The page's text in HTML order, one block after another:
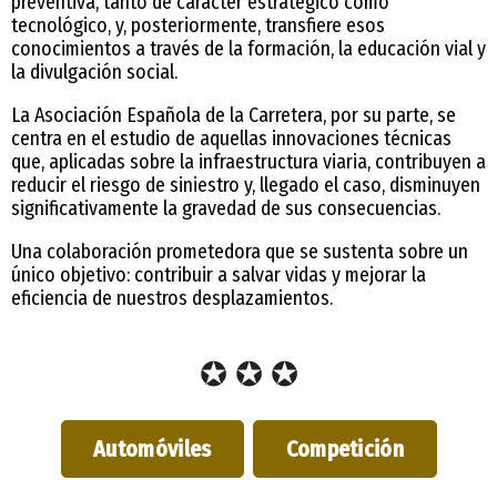
tecnológico, y, posteriormente, transfiere esos
conocimientos a través de la formación, la educación vial y
la divulgación social.
La Asociación Española de la Carretera, por su parte, se
centra en el estudio de aquellas innovaciones técnicas
que, aplicadas sobre la infraestructura viaria, contribuyen a
reducir el riesgo de siniestro y, llegado el caso, disminuyen
significativamente la gravedad de sus consecuencias.
Una colaboración prometedora que se sustenta sobre un
único objetivo: contribuir a salvar vidas y mejorar la
eficiencia de nuestros desplazamientos.
✪ ✪ ✪
Automóviles Competición